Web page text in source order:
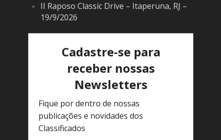
II Raposo Classic Drive – Itaperuna, RJ –
19/9/2026